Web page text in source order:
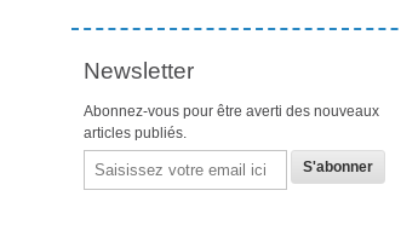
Newsletter
Abonnez-vous pour être averti des nouveaux
articles publiés.
Email